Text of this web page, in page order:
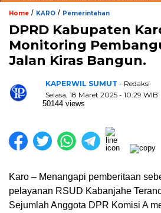
Home / KARO / Pemerintahan
DPRD Kabupaten
Monitoring
Jalan Kiras Bangun.
KAPERWIL SUMUT - Redaksi
Selasa, 18 Maret 2025 - 10:29 WIB
50144 views
Karo – Menangapi pemberitaan
pelayanan RSUD Kabanjahe
Sejumlah Anggota DPR Komisi A